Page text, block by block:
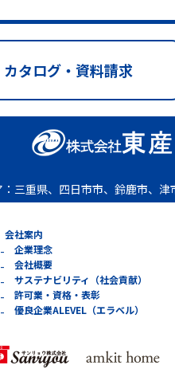
カタログ・資料請求
三重県、四日市市、鈴鹿市、
会社案内
企業理念
会社概要
サステナビリティ（社会貢献）
許可業・資格・表彰
優良企業ALEVEL（エラベル）